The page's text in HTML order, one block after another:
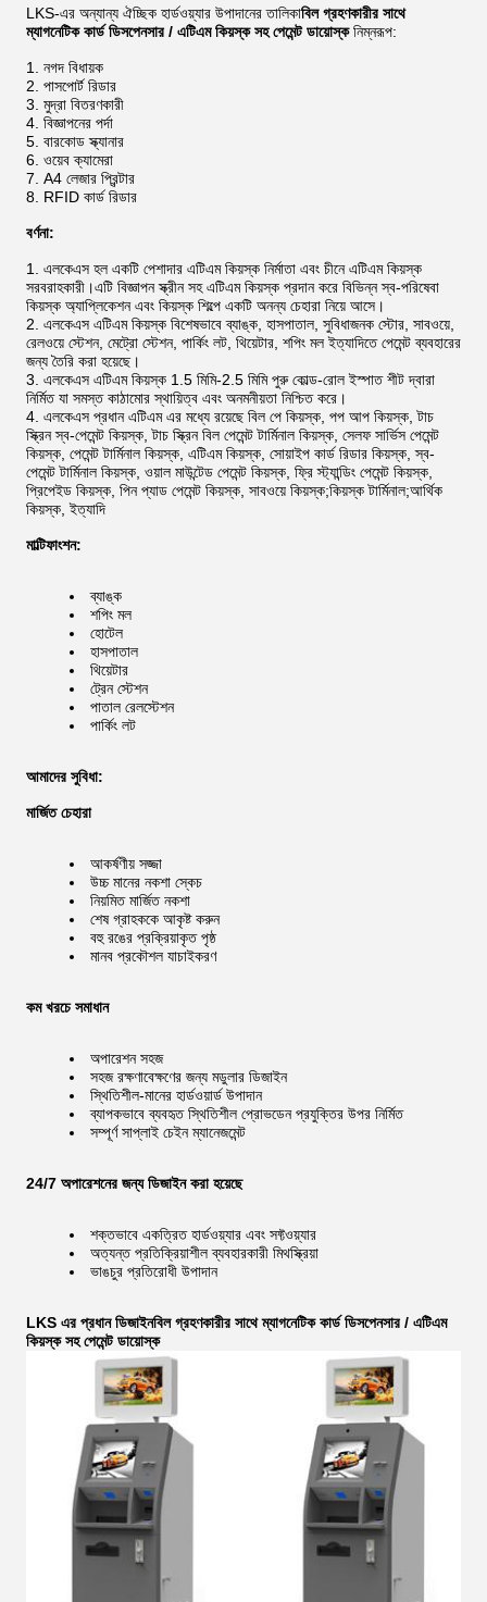
LKS-এর অন্যান্য ঐচ্ছিক হার্ডওয়্যার উপাদানের তালিকাবিল গ্রহণকারীর সাথে
ম্যাগনেটিক কার্ড ডিসপেনসার / এটিএম কিয়স্ক সহ পেমেন্ট ডায়োস্ক নিম্নরূপ:
নগদ বিধায়ক
পাসপোর্ট রিডার
মুদ্রা বিতরণকারী
বিজ্ঞাপনের পর্দা
বারকোড স্ক্যানার
ওয়েব ক্যামেরা
A4 লেজার প্রিন্টার
RFID কার্ড রিডার
বর্ণনা:
এলকেএস হল একটি পেশাদার এটিএম কিয়স্ক নির্মাতা এবং চীনে এটিএম কিয়স্ক
সরবরাহকারী।এটি বিজ্ঞাপন স্ক্রীন সহ এটিএম কিয়স্ক প্রদান করে বিভিন্ন স্ব-পরিষেবা
কিয়স্ক অ্যাপ্লিকেশন এবং কিয়স্ক শিল্পে একটি অনন্য চেহারা নিয়ে আসে।
এলকেএস এটিএম কিয়স্ক বিশেষভাবে ব্যাঙ্ক, হাসপাতাল, সুবিধাজনক স্টোর, সাবওয়ে,
রেলওয়ে স্টেশন, মেট্রো স্টেশন, পার্কিং লট, থিয়েটার, শপিং মল ইত্যাদিতে পেমেন্ট ব্যবহারের
জন্য তৈরি করা হয়েছে।
এলকেএস এটিএম কিয়স্ক 1.5 মিমি-2.5 মিমি পুরু কোল্ড-রোল ইস্পাত শীট দ্বারা
নির্মিত যা সমস্ত কাঠামোর স্থায়িত্ব এবং অনমনীয়তা নিশ্চিত করে।
এলকেএস প্রধান এটিএম এর মধ্যে রয়েছে বিল পে কিয়স্ক, পপ আপ কিয়স্ক, টাচ
স্ক্রিন স্ব-পেমেন্ট কিয়স্ক, টাচ স্ক্রিন বিল পেমেন্ট টার্মিনাল কিয়স্ক, সেলফ সার্ভিস পেমেন্ট
কিয়স্ক, পেমেন্ট টার্মিনাল কিয়স্ক, এটিএম কিয়স্ক, সোয়াইপ কার্ড রিডার কিয়স্ক, স্ব-
পেমেন্ট টার্মিনাল কিয়স্ক, ওয়াল মাউন্টেড পেমেন্ট কিয়স্ক, ফ্রি স্ট্যান্ডিং পেমেন্ট কিয়স্ক,
প্রিপেইড কিয়স্ক, পিন প্যাড পেমেন্ট কিয়স্ক, সাবওয়ে কিয়স্ক;কিয়স্ক টার্মিনাল;আর্থিক
কিয়স্ক, ইত্যাদি
মাল্টিফাংশন:
ব্যাঙ্ক
শপিং মল
হোটেল
হাসপাতাল
থিয়েটার
ট্রেন স্টেশন
পাতাল রেলস্টেশন
পার্কিং লট
আমাদের সুবিধা:
মার্জিত চেহারা
আকর্ষণীয় সজ্জা
উচ্চ মানের নকশা স্কেচ
নিয়মিত মার্জিত নকশা
শেষ গ্রাহককে আকৃষ্ট করুন
বহু রঙের প্রক্রিয়াকৃত পৃষ্ঠ
মানব প্রকৌশল যাচাইকরণ
কম খরচে সমাধান
অপারেশন সহজ
সহজ রক্ষণাবেক্ষণের জন্য মডুলার ডিজাইন
স্থিতিশীল-মানের হার্ডওয়ার্ড উপাদান
ব্যাপকভাবে ব্যবহৃত স্থিতিশীল প্রোভডেন প্রযুক্তির উপর নির্মিত
সম্পূর্ণ সাপ্লাই চেইন ম্যানেজমেন্ট
24/7 অপারেশনের জন্য ডিজাইন করা হয়েছে
শক্তভাবে একত্রিত হার্ডওয়্যার এবং সফ্টওয়্যার
অত্যন্ত প্রতিক্রিয়াশীল ব্যবহারকারী মিথস্ক্রিয়া
ভাঙচুর প্রতিরোধী উপাদান
LKS এর প্রধান ডিজাইনবিল গ্রহণকারীর সাথে ম্যাগনেটিক কার্ড ডিসপেনসার / এটিএম
কিয়স্ক সহ পেমেন্ট ডায়োস্ক